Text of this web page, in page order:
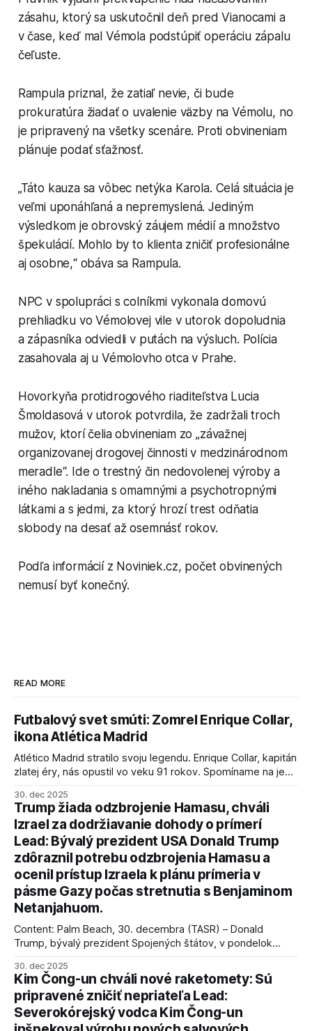
zásahu, ktorý sa uskutočnil deň pred Vianocami a
v čase, keď mal Vémola podstúpiť operáciu zápalu
čeľuste.
Rampula priznal, že zatiaľ nevie, či bude
prokuratúra žiadať o uvalenie väzby na Vémolu, no
je pripravený na všetky scenáre. Proti obvineniam
plánuje podať sťažnosť.
„Táto kauza sa vôbec netýka Karola. Celá situácia je
veľmi uponáhľaná a nepremyslená. Jediným
výsledkom je obrovský záujem médií a množstvo
špekulácií. Mohlo by to klienta zničiť profesionálne
aj osobne,“ obáva sa Rampula.
NPC v spolupráci s colníkmi vykonala domovú
prehliadku vo Vémolovej vile v utorok dopoludnia
a zápasníka odviedli v putách na výsluch. Polícia
zasahovala aj u Vémolovho otca v Prahe.
Hovorkyňa protidrogového riaditeľstva Lucia
Šmoldasová v utorok potvrdila, že zadržali troch
mužov, ktorí čelia obvineniam zo „závažnej
organizovanej drogovej činnosti v medzinárodnom
meradle“. Ide o trestný čin nedovolenej výroby a
iného nakladania s omamnými a psychotropnými
látkami a s jedmi, za ktorý hrozí trest odňatia
slobody na desať až osemnásť rokov.
Podľa informácií z Noviniek.cz, počet obvinených
nemusí byť konečný.
READ MORE
Futbalový svet smúti: Zomrel Enrique Collar,
ikona Atlética Madrid
Atlético Madrid stratilo svoju legendu. Enrique Collar, kapitán
zlatej éry, nás opustil vo veku 91 rokov. Spomíname na jeho
30. dec 2025
Trump žiada odzbrojenie Hamasu, chváli
Izrael za dodržiavanie dohody o prímerí
Lead: Bývalý prezident USA Donald Trump
zdôraznil potrebu odzbrojenia Hamasu a
ocenil prístup Izraela k plánu prímeria v
pásme Gazy počas stretnutia s Benjaminom
Netanjahuom.
Content: Palm Beach, 30. decembra (TASR) – Donald
Trump, bývalý prezident Spojených štátov, v pondelok
kľúčové pre úspešné dosiahnutie prímeria v Gaze. Agentúra
AFP informuje, že Trump vyjadril presvedčenie, že Izrael plní
podmienky dohody o prí
30. dec 2025
Kim Čong-un chváli nové raketomety: Sú
pripravené zničiť nepriateľa Lead:
Severokórejský vodca Kim Čong-un